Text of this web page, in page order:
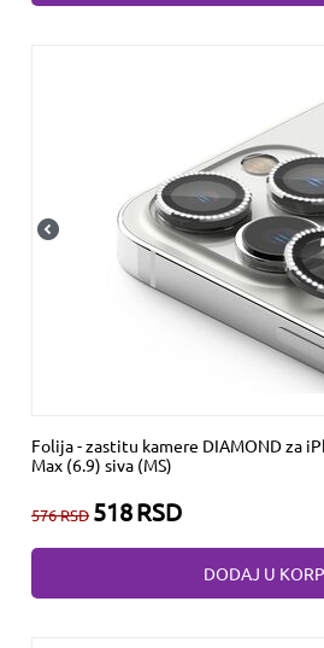
Folija - zastitu kamere DIAMOND za
Max (6.9) siva (MS)
576RSD 518RSD
DODAJ U